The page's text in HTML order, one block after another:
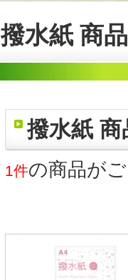
撥水紙 商
撥水紙 商
1件の商品が